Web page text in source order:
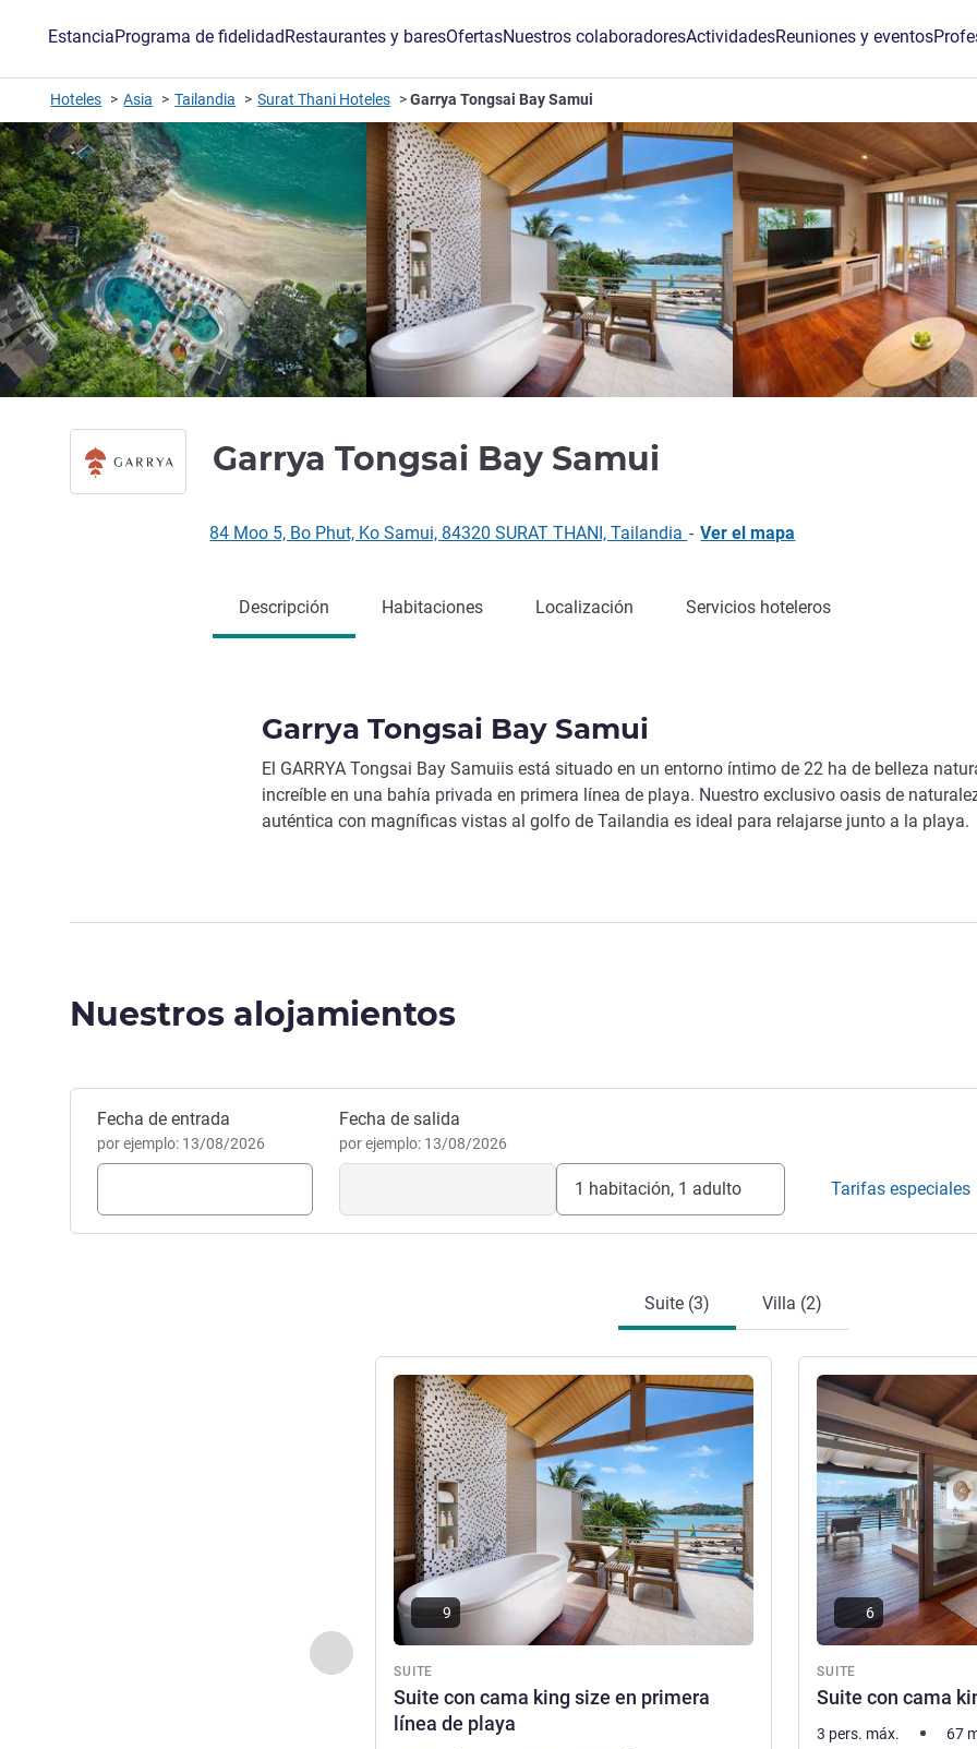
EstanciaPrograma de fidelidadRestaurantes y baresOfertasNuestros colaboradoresActividadesReuniones y eventos
Hoteles Asia Tailandia Surat Thani Hoteles Garrya Tongsai Bay Samui
Garrya Tongsai Bay Samui
84 Moo 5, Bo Phut, Ko Samui, 84320 SURAT THANI, Tailandia - Ver el mapa
Descripción Habitaciones Localización Servicios hoteleros
Garrya Tongsai Bay Samui
El GARRYA Tongsai Bay Samuiis está situado en un entorno íntimo de 22 ha de belleza
increíble en una bahía privada en primera línea de playa. Nuestro exclusivo oasis de
auténtica con magníficas vistas al golfo de Tailandia es ideal para relajarse junto a la playa.
Nuestros alojamientos
Reservar este hotel
Fecha de entrada
por ejemplo: 13/08/2026
Fecha de salida
por ejemplo: 13/08/2026
1 habitación, 1 adulto Tarifas especiales
Suite (3) Villa (2)
Anterior - Suite
SUITE
Suite con cama king size en primera
línea de playa
Más información
9
SUITE
Suite con cama
Más información
6
3 pers. máx. 67